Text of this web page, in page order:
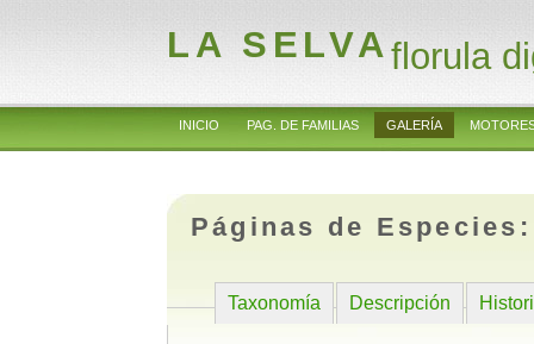
LA SELVAflorula
INICIO PAG. DE FAMILIAS GALERÍA
Páginas de
Taxonomía Descripción